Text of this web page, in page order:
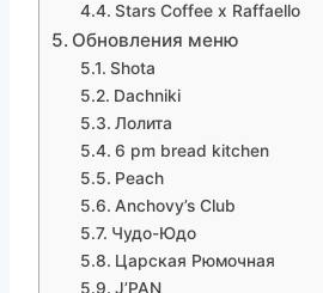
Stars Coffee x Raffaello
Обновления меню
Shota
Dachniki
Лолита
6 pm bread kitchen
Рeach
Anchovy’s Club
Чудо-Юдо
Царская Рюмочная
J’PAN